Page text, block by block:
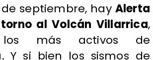
septiembre, hay Alerta
al Volcán Villarrica,
más activos de
Y si bien los sismos de